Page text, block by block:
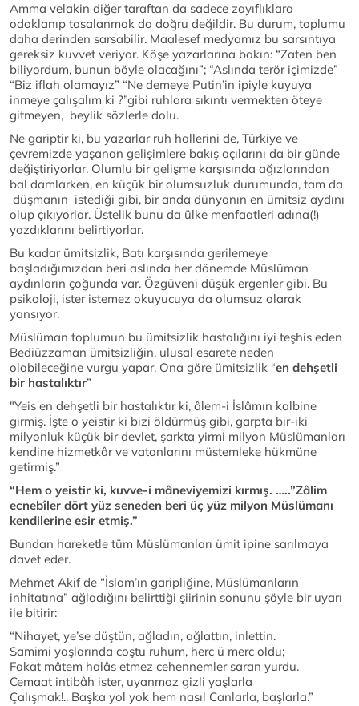
Amma velakin diğer taraftan da sadece zayıflıklara
odaklanıp tasalanmak da doğru değildir. Bu durum, toplumu
daha derinden sarsabilir. Maalesef medyamız bu sarsıntıya
gereksiz kuvvet veriyor. Köşe yazarlarına bakın: “Zaten ben
biliyordum, bunun böyle olacağını”; “Aslında terör içimizde”
“Biz iflah olamayız” “Ne demeye Putin’in ipiyle kuyuya
inmeye çalışalım ki ?”gibi ruhlara sıkıntı vermekten öteye
gitmeyen, beylik sözlerle dolu.
Ne gariptir ki, bu yazarlar ruh hallerini de, Türkiye ve
çevremizde yaşanan gelişimlere bakış açılarını da bir günde
değiştiriyorlar. Olumlu bir gelişme karşısında ağızlarından
bal damlarken, en küçük bir olumsuzluk durumunda, tam da
düşmanın istediği gibi, bir anda dünyanın en ümitsiz aydını
olup çıkıyorlar. Üstelik bunu da ülke menfaatleri adına(!)
yazdıklarını belirtiyorlar.
Bu kadar ümitsizlik, Batı karşısında gerilemeye
başladığımızdan beri aslında her dönemde Müslüman
aydınların çoğunda var. Özgüveni düşük ergenler gibi. Bu
psikoloji, ister istemez okuyucuya da olumsuz olarak
yansıyor.
Müslüman toplumun bu ümitsizlik hastalığını iyi teşhis eden
Bediüzzaman ümitsizliğin, ulusal esarete neden
olabileceğine vurgu yapar. Ona göre ümitsizlik “en dehşetli
bir hastalıktır”
"Yeis en dehşetli bir hastalıktır ki, âlem-i İslâmın kalbine
girmiş. İşte o yeistir ki bizi öldürmüş gibi, garpta bir-iki
milyonluk küçük bir devlet, şarkta yirmi milyon Müslümanları
kendine hizmetkâr ve vatanlarını müstemleke hükmüne
getirmiş.”
“Hem o yeistir ki, kuvve-i mâneviyemizi kırmış. …..”Zâlim
ecnebîler dört yüz seneden beri üç yüz milyon Müslümanı
kendilerine esir etmiş.”
Bundan hareketle tüm Müslümanları ümit ipine sarılmaya
davet eder.
Mehmet Akif de “İslam’ın garipliğine, Müslümanların
inhitatına” ağladığını belirttiği şiirinin sonunu şöyle bir uyarı
ile bitirir:
“Nihayet, ye’se düştün, ağladın, ağlattın, inlettin.
Samimi yaşlarında coştu ruhum, herc ü merc oldu;
Fakat mâtem halâs etmez cehennemler saran yurdu.
Cemaat intibâh ister, uyanmaz gizli yaşlarla
Çalışmak!.. Başka yol yok hem nasıl Canlarla, başlarla.”